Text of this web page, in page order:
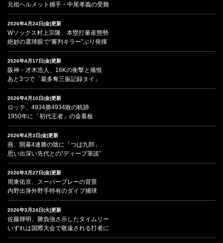
元祖ヘルメット捕手・中尾孝義の受難
2026年4月24日(金)更新
Wソックス村上宗隆、本塁打量産態勢
絶妙の選球眼で“審判キラー”ぶり発揮
2026年4月17日(金)更新
阪神・才木浩人、16Kの衝撃と痛恨
あと3つで「最多奪三振記録タイ」
2026年4月10日(金)更新
ロッテ、4934勝4934敗の軌跡
1950年に「初代王者」の金看板
2026年4月3日(金)更新
燕、開幕4連勝の陰に「つば九郎」
思い出深い先代との“ディープ筆談”
2026年3月27日(金)更新
周東佑京、スーパープレーの背景
内野出身外野手特有のダイブ捕球
2026年3月24日(火)更新
佐藤輝明、勝負強さ示したタイムリー
いずれは国際大会で敬遠される打者に